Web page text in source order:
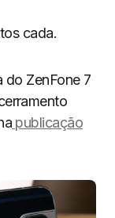
cada.
do ZenFone 7
publicação